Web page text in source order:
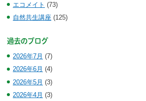
エコメイト (73)
自然共生講座 (125)
過去のブログ
2026年7月 (7)
2026年6月 (4)
2026年5月 (3)
2026年4月 (3)